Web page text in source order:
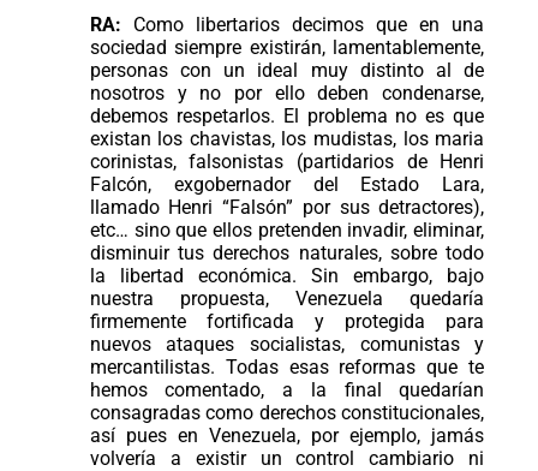
RA: Como libertarios decimos que en una
sociedad siempre existirán, lamentablemente,
personas con un ideal muy distinto al de
nosotros y no por ello deben condenarse,
debemos respetarlos. El problema no es que
existan los chavistas, los mudistas, los maria
corinistas, falsonistas (partidarios de Henri
Falcón, exgobernador del Estado Lara,
llamado Henri “Falsón” por sus detractores),
etc… sino que ellos pretenden invadir, eliminar,
disminuir tus derechos naturales, sobre todo
la libertad económica. Sin embargo, bajo
nuestra propuesta, Venezuela quedaría
firmemente fortificada y protegida para
nuevos ataques socialistas, comunistas y
mercantilistas. Todas esas reformas que te
hemos comentado, a la final quedarían
consagradas como derechos constitucionales,
así pues en Venezuela, por ejemplo, jamás
volvería a existir un control cambiario ni